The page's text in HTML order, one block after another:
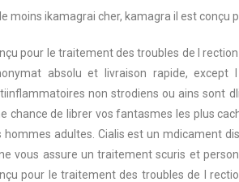
moins ikamagrai cher, kamagra il est conçu
pour le traitement des troubles de l
absolu et livraison rapide,
non strodiens ou ains sont
chance de librer vos fantasmes les plus
hommes adultes. Cialis est un mdicament
vous assure un traitement scuris et
pour le traitement des troubles de l